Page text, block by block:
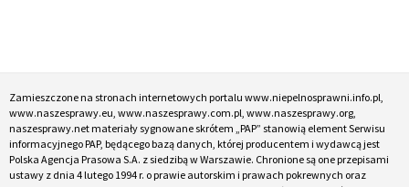
Zamieszczone na stronach internetowych portalu www.niepelnosprawni.info.pl,
www.naszesprawy.eu, www.naszesprawy.com.pl, www.naszesprawy.org,
naszesprawy.net materiały sygnowane skrótem „PAP” stanowią element Serwisu
informacyjnego PAP, będącego bazą danych, której producentem i wydawcą jest
Polska Agencja Prasowa S.A. z siedzibą w Warszawie. Chronione są one przepisami
ustawy z dnia 4 lutego 1994 r. o prawie autorskim i prawach pokrewnych oraz